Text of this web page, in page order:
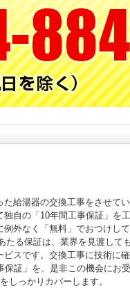
給湯器の交換工事をさせて
自の「10年間工事保証」を
外なく「無料」でおつけし
たる保証は、業界を見渡して
スです。交換工事に技術に
証」を、是非この機会にお
しっかりカバーします。